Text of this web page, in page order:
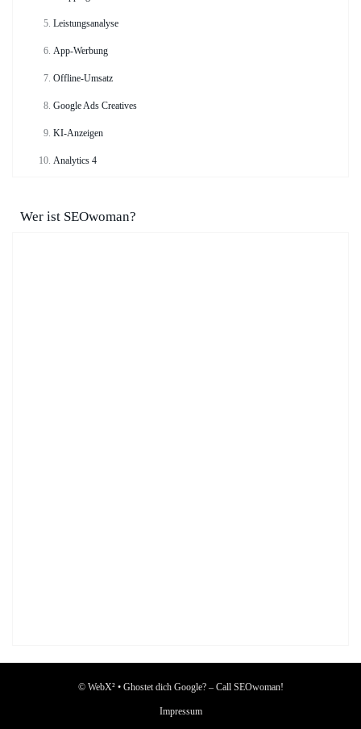
Leistungsanalyse
App-Werbung
Offline-Umsatz
Google Ads Creatives
KI-Anzeigen
Analytics 4
Wer ist SEOwoman?
© WebX² • Ghostet dich Google? – Call SEOwoman!
Impressum